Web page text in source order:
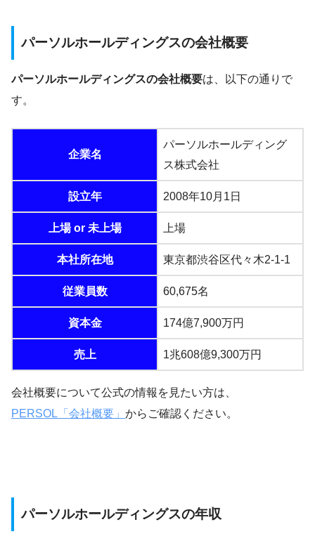
パーソルホールディングスの会社概要
パーソルホールディングスの会社概要は、以下の通りで
す。
企業名
パーソルホールディング
ス株式会社
設立年 2008年10月1日
上場 or 未上場 上場
本社所在地 東京都渋谷区代々木2-1-1
従業員数 60,675名
資本金 174億7,900万円
売上 1兆608億9,300万円
会社概要について公式の情報を見たい方は、
PERSOL「会社概要」 からご確認ください。
パーソルホールディングスの年収